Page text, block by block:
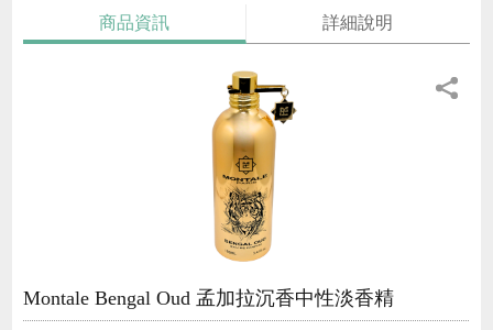
商品資訊 詳細說明
Montale Bengal Oud 孟加拉沉香中性淡香精